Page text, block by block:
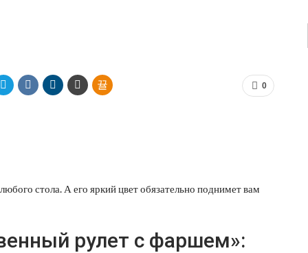
0
стола. А его яркий цвет обязательно поднимет вам
рулет с фаршем»: